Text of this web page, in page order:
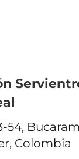
54,
Colombia